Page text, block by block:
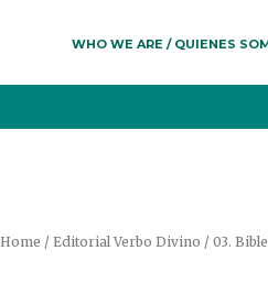
WHO WE ARE / QUIENES
Home / Editorial Verbo Divino / 03.